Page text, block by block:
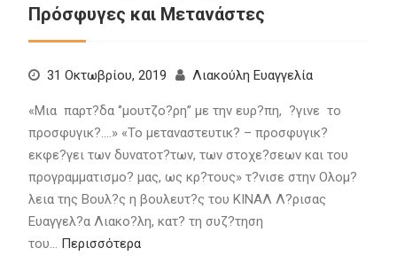
Πρόσφυγες και Μετανάστες
31 Οκτωβρίου, 2019 Λιακούλη Ευαγγελία
«Μια παρτ?δα ‘’μουτζο?ρη’’ με την ευρ?πη, ?γινε το
προσφυγικ?….» «Το μεταναστευτικ? – προσφυγικ?
εκφε?γει των δυνατοτ?των, των στοχε?σεων και του
προγραμματισμο? μας, ως κρ?τους» τ?νισε στην Ολομ?
λεια της Βουλ?ς η βουλευτ?ς του ΚΙΝΑΛ Λ?ρισας
Ευαγγελ?α Λιακο?λη, κατ? τη συζ?τηση
του… Περισσότερα